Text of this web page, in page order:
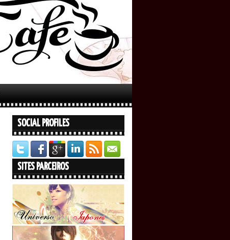
SOCIAL PROFILES
SITES PARCEIROS